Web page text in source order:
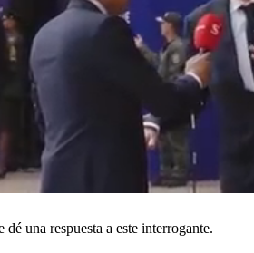
una respuesta a este interrogante.